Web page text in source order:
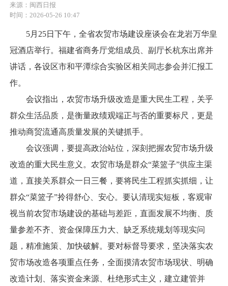
来源：闽西日报
时间：2026-05-26 10:47
5月25日下午，全省农贸市场建设座谈会在龙岩万华皇
冠酒店举行。福建省商务厅党组成员、副厅长杭东出席并
讲话，各设区市和平潭综合实验区相关同志参会并汇报工
作。
会议指出，农贸市场升级改造是重大民生工程，关乎
群众生活品质，是衡量政绩观端正与否的重要标尺，更是
推动商贸流通高质量发展的关键抓手。
会议强调，要提高政治站位，深刻把握农贸市场升级
改造的重大民生意义。农贸市场是群众“菜篮子”供应主渠
道，直接关系群众一日三餐，要将民生工程抓实抓细，让
群众“菜篮子”拎得舒心、安心。要认清现实短板，客观审
视当前农贸市场建设的基础与差距，直面发展不均衡、质
量参差不齐、资金保障压力大、缺乏系统规划等现实问
题，精准施策、加快破解。要对标督导要求，坚决落实农
贸市场改造各项重点任务，全面摸清农贸市场现状、明确
改造计划、落实资金来源、杜绝形式主义，建立建管并